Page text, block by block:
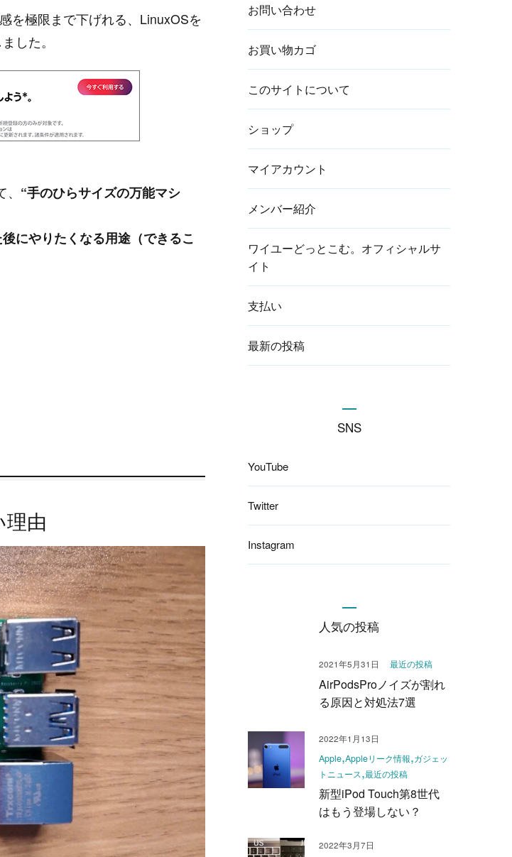
を極限まで下げれる、LinuxOSを
した。
“手のひらサイズの万能マシ
にやりたくなる用途（できるこ
由
お問い合わせ
お買い物カゴ
このサイトについて
ショップ
マイアカウント
メンバー紹介
ワイユーどっとこむ。オフィシャルサ
イト
支払い
最新の投稿
SNS
YouTube
Twitter
Instagram
人気の投稿
最近の投稿
AirPodsProノイズが割れ
る原因と対処法7選
2021年5月31日
Apple Appleリーク情報 ガジェッ
トニュース 最近の投稿
新型iPod Touch第8世代
はもう登場しない？
2022年1月13日
2022年3月7日